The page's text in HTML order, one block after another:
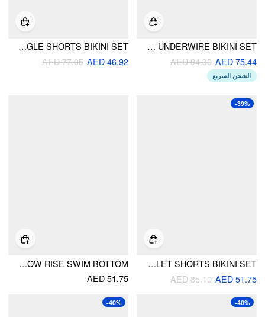
SWEETHEART STRIPED BOWKNOT LACE TRIM UNDERWIRE BIKINI SET
AED 75.44
AED 94.30
الشحن السريع
HALTER NECKLINE CHECKS BELTED CONTRASTING BINDING TRIANGLE SHORTS BIKINI SET
AED 46.92
AED 77.05
-39%
V-NECK POLKA DOT TWIST BRACELET SHORTS BIKINI SET
AED 51.75
AED 85.10
POLKA DOT LOW RISE SWIM BOTTOM
AED 51.75
-40%
-40%